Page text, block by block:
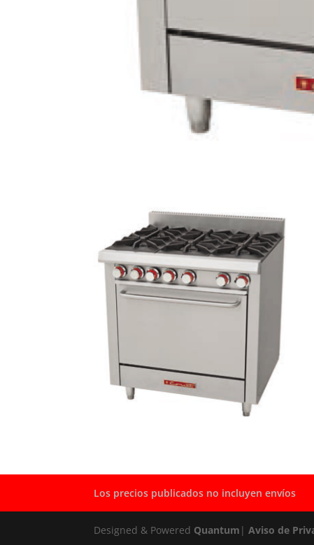
Los precios publicados no incluyen envíos
Designed & Powered Quantum |Aviso de